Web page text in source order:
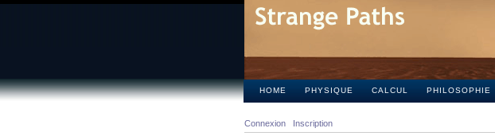
HOME PHYSIQUE CALCUL PHILOSOPHIE
Connexion Inscription